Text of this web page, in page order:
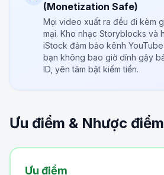
(Monetization Safe)
Mọi video xuất ra đều đi kèm
mại. Kho nhạc Storyblocks và
iStock đảm bảo kênh
bạn không bao giờ dính gậy
ID, yên tâm bật kiếm tiền.
Ưu điểm & Nhược điểm
Ưu điểm